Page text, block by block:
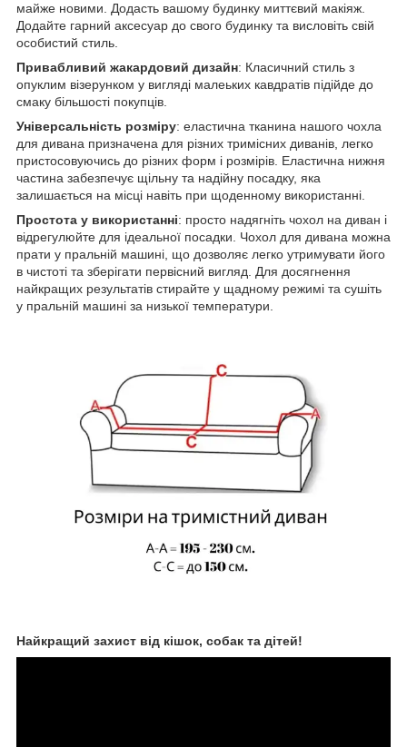
майже новими. Додасть вашому будинку миттєвий макіяж.
Додайте гарний аксесуар до свого будинку та висловіть свій
особистий стиль.
Привабливий жакардовий дизайн: Класичний стиль з
опуклим візерунком у вигляді малеьких кавдратів підійде до
смаку більшості покупців.
Універсальність розміру: еластична тканина нашого чохла
для дивана призначена для різних тримісних диванів, легко
пристосовуючись до різних форм і розмірів. Еластична нижня
частина забезпечує щільну та надійну посадку, яка
залишається на місці навіть при щоденному використанні.
Простота у використанні: просто надягніть чохол на диван і
відрегулюйте для ідеальної посадки. Чохол для дивана можна
прати у пральній машині, що дозволяє легко утримувати його
в чистоті та зберігати первісний вигляд. Для досягнення
найкращих результатів стирайте у щадному режимі та сушіть
у пральній машині за низької температури.
Найкращий захист від кішок, собак та дітей!